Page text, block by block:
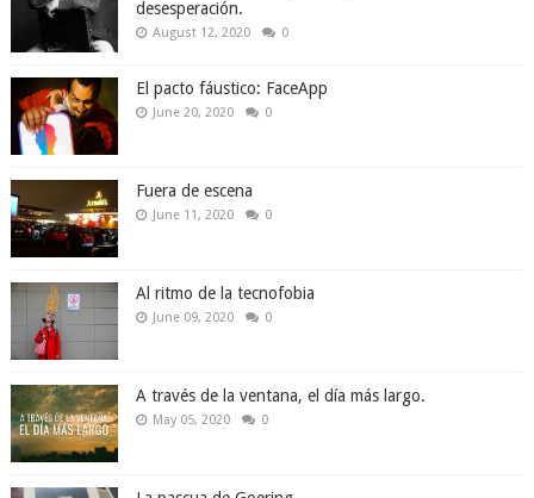
desesperación.
August 12, 2020 0
El pacto fáustico: FaceApp
June 20, 2020 0
Fuera de escena
June 11, 2020 0
Al ritmo de la tecnofobia
June 09, 2020 0
A través de la ventana, el día más largo.
May 05, 2020 0